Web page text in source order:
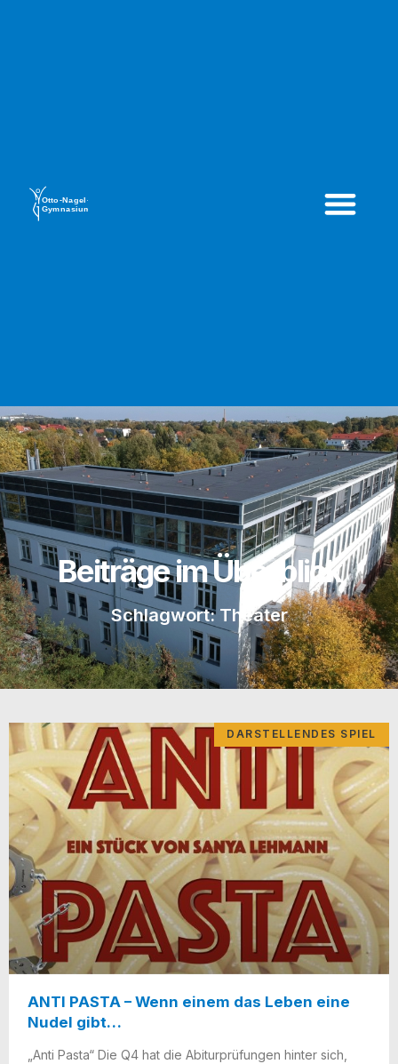
Beiträge im Überblick
Schlagwort: Theater
DARSTELLENDES SPIEL
ANTI PASTA – Wenn einem das Leben eine
Nudel gibt…
„Anti Pas­ta“ Die Q4 hat die Abitur­prü­fun­gen hin­ter sich,